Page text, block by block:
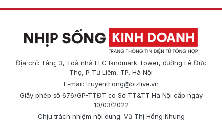
Địa chỉ: Tầng 3, Toà nhà FLC landmark Tower, đường Lê Đức
Thọ, P Từ Liêm, TP. Hà Nội
E-mail:truyenthong@bizlive.vn
Giấy phép số 676/GP-TTĐT do Sở TT&TT Hà Nội cấp ngày
10/03/2022
Chịu trách nhiệm nội dung: Vũ Thị Hồng Nhung